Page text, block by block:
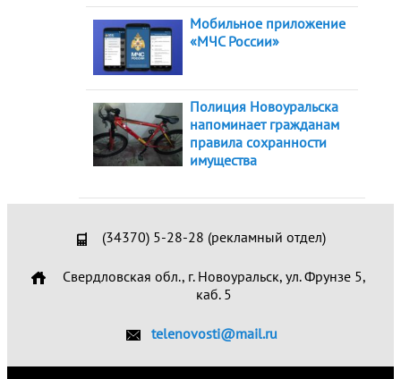
Мобильное приложение
«МЧС России»
Полиция Новоуральска
напоминает гражданам
правила сохранности
имущества
(34370) 5-28-28 (рекламный отдел)
Свердловская обл., г. Новоуральск, ул. Фрунзе 5,
каб. 5
telenovosti@mail.ru